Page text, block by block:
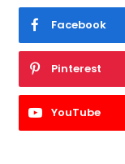
Facebook
Pinterest
YouTube